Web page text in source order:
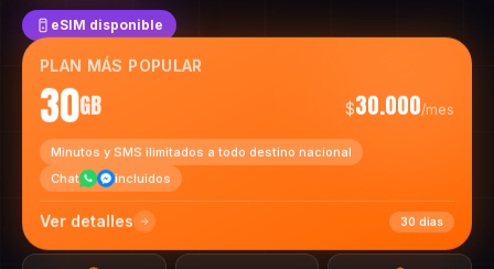
eSIM disponible
PLAN MÁS POPULAR
30GB $30.000/mes
Minutos y SMS ilimitados a todo destino nacional
Chat
incluidos
Ver detalles 30 días